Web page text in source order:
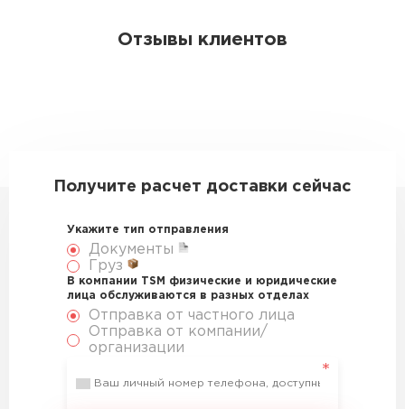
Отзывы клиентов
Получите расчет доставки сейчас
Укажите тип отправления
Документы
Груз
В компании TSM физические и юридические
лица обслуживаются в разных отделах
Отправка от частного лица
Отправка от компании/
организации